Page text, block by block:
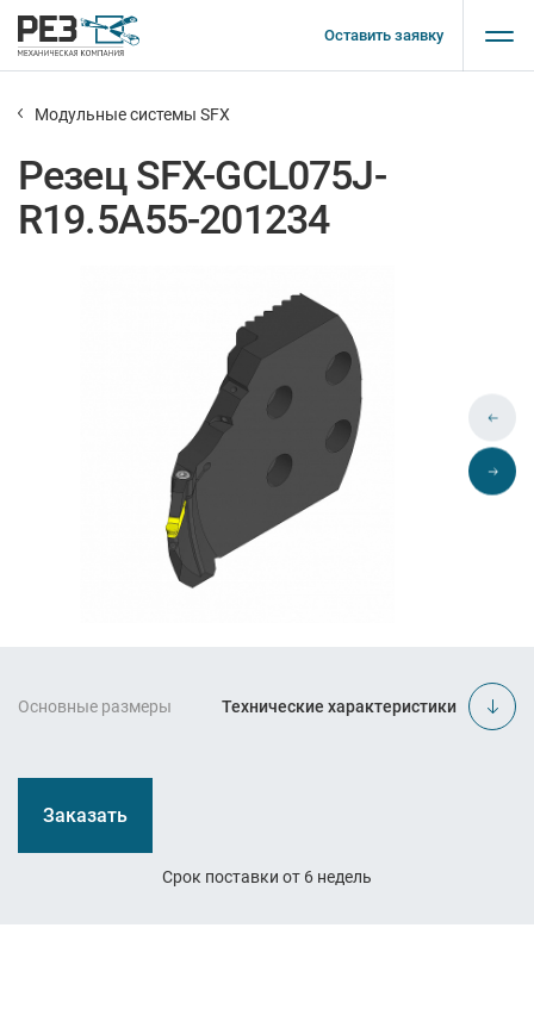
Оставить заявку
Основные размеры Технические характеристики
Заказать
Срок поставки от 6 недель
Модульные системы SFX
Резец SFX-GCL075J-
R19.5A55-201234